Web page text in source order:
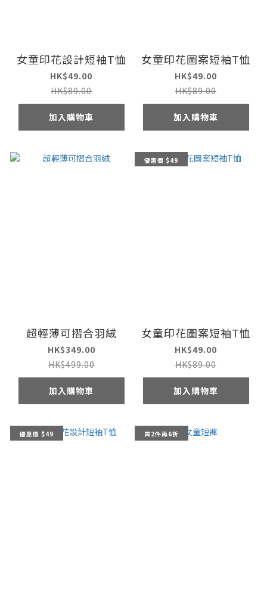
女童印花設計短袖T恤
HK$49.00
HK$89.00
加入購物車
女童印花圖案短袖T恤
HK$49.00
HK$89.00
加入購物車
超輕薄可摺合羽絨
HK$349.00
HK$499.00
加入購物車
優惠價 $49
女童印花圖案短袖T恤
HK$49.00
HK$89.00
加入購物車
優惠價 $49 買2件再6折